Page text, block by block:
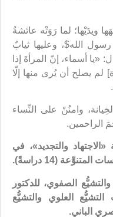
ويدَيْها؛ لما رَوَتْه عائشةُ
الله$، وعليها ثيابٌ
أسماء، إنّ المرأةَ إذا
لم يصلح أن يُرى منها إلّا
.
وامنُنْ على النِّساء
الراحمين.
والتجديد»، في
الصفوي، للدكتور
العلوي والتشيُّع
الباني.